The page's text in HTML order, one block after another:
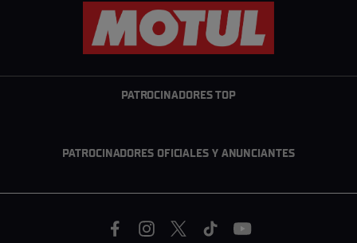
PATROCINADORES TOP
PATROCINADORES OFICIALES Y ANUNCIANTES